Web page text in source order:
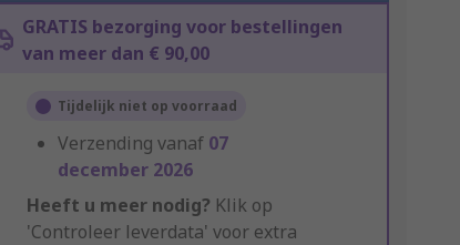
GRATIS bezorging voor bestellingen
van meer dan € 90,00
Tijdelijk niet op voorraad
Verzending vanaf 07
december 2026
Heeft u meer nodig? Klik op
'Controleer leverdata' voor extra